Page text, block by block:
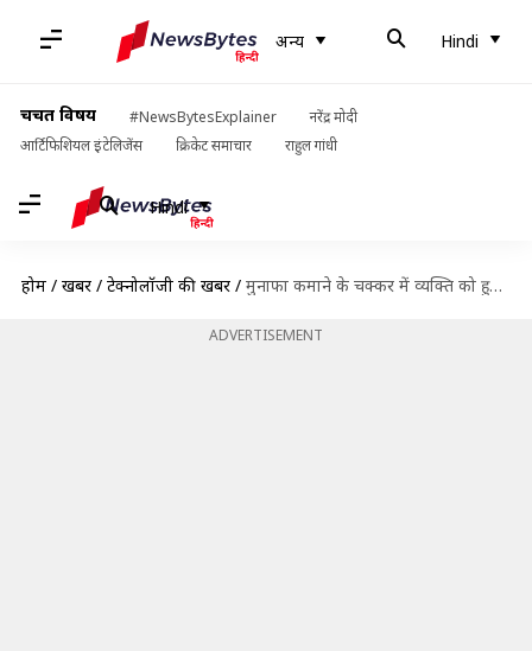
अन्य Hindi
चर्चित विषय #NewsBytesExplainer
नरेंद्र मोदी
आर्टिफिशियल इंटेलिजेंस
क्रिकेट समाचार राहुल गांधी
Hindi
होम / खबरें / टेक्नोलॉजी की खबरें / मुनाफा कमाने के चक्कर में व्यक्ति को हुआ भारी नुकसान, जालसाजों ने ठगे 21 लाख रुपये
ADVERTISEMENT